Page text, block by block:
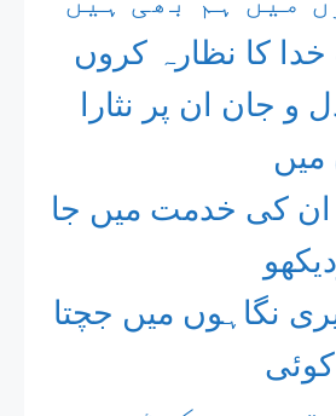
کا نظارہ کروں
و جان ان پر نثارا
میں
ان کی خدمت میں جا
نگاہوں میں جچتا